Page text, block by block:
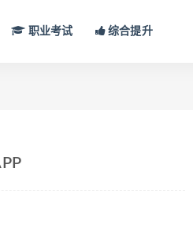
职业考试 综合提升